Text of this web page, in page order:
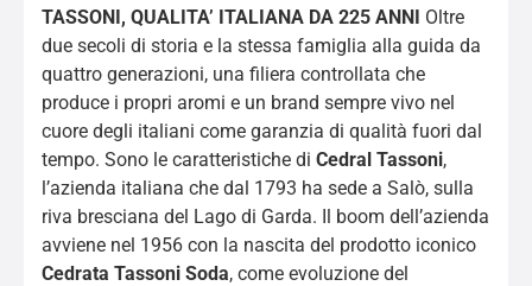
TASSONI, QUALITA’ ITALIANA DA 225 ANNI Oltre
due secoli di storia e la stessa famiglia alla guida da
quattro generazioni, una filiera controllata che
produce i propri aromi e un brand sempre vivo nel
cuore degli italiani come garanzia di qualità fuori dal
tempo. Sono le caratteristiche di Cedral Tassoni,
l’azienda italiana che dal 1793 ha sede a Salò, sulla
riva bresciana del Lago di Garda. Il boom dell’azienda
avviene nel 1956 con la nascita del prodotto iconico
Cedrata Tassoni Soda, come evoluzione del